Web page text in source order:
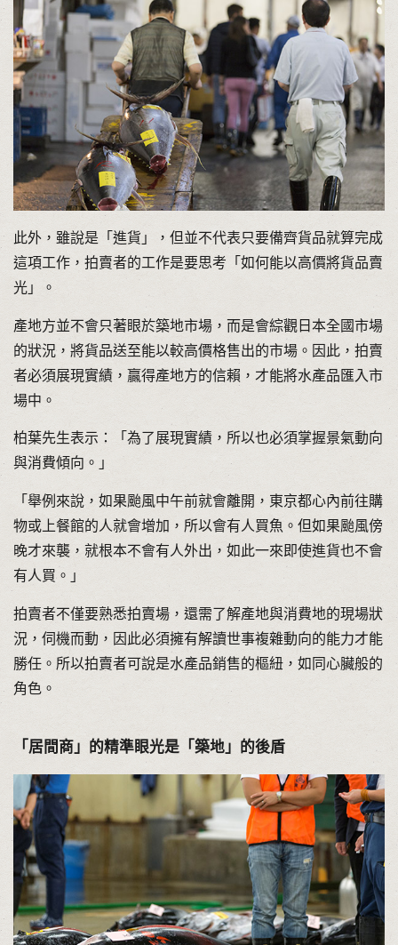
此外，雖說是「進貨」，但並不代表只要備齊貨品就算完成
這項工作，拍賣者的工作是要思考「如何能以高價將貨品賣
光」。
產地方並不會只著眼於築地市場，而是會綜觀日本全國市場
的狀況，將貨品送至能以較高價格售出的市場。因此，拍賣
者必須展現實績，贏得產地方的信賴，才能將水產品匯入市
場中。
柏葉先生表示：「為了展現實績，所以也必須掌握景氣動向
與消費傾向。」
「舉例來說，如果颱風中午前就會離開，東京都心內前往購
物或上餐館的人就會增加，所以會有人買魚。但如果颱風傍
晚才來襲，就根本不會有人外出，如此一來即使進貨也不會
有人買。」
拍賣者不僅要熟悉拍賣場，還需了解產地與消費地的現場狀
況，伺機而動，因此必須擁有解讀世事複雜動向的能力才能
勝任。所以拍賣者可說是水產品銷售的樞紐，如同心臟般的
角色。
「居間商」的精準眼光是「築地」的後盾